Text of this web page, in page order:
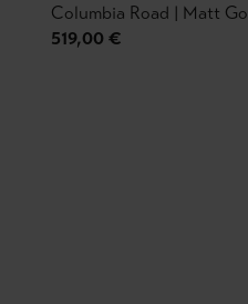
Columbia Road | Matt
519,00 €